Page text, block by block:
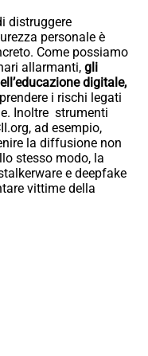
distruggere
personale è
Come possiamo
allarmanti, gli
digitale,
i rischi legati
Inoltre strumenti
ad esempio,
la diffusione non
stesso modo, la
e deepfake
vittime della